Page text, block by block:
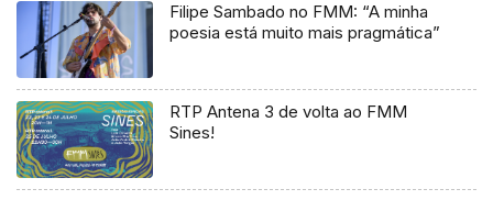
Filipe Sambado no FMM: “A minha
poesia está muito mais pragmática”
RTP Antena 3 de volta ao FMM
Sines!